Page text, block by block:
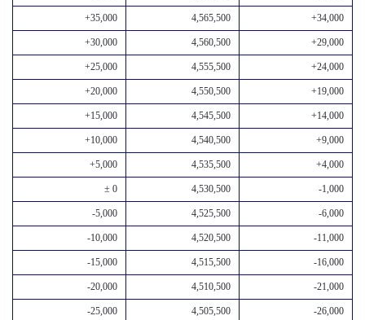
+35,000 4,565,500 +34,000
+30,000 4,560,500 +29,000
+25,000 4,555,500 +24,000
+20,000 4,550,500 +19,000
+15,000 4,545,500 +14,000
+10,000 4,540,500 +9,000
+5,000 4,535,500 +4,000
± 0 4,530,500 -1,000
-5,000 4,525,500 -6,000
-10,000 4,520,500 -11,000
-15,000 4,515,500 -16,000
-20,000 4,510,500 -21,000
-25,000 4,505,500 -26,000